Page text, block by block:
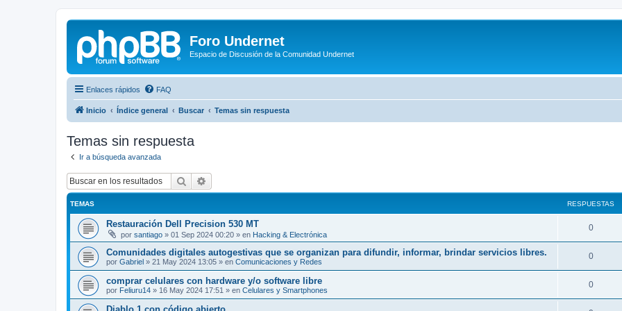
Foro Undernet
Espacio de Discusión de la Comunidad Undernet
Enlaces rápidos FAQ
Inicio Índice general Buscar Temas sin respuesta
Temas sin respuesta
Ir a búsqueda avanzada
Buscar
TEMAS RESPUESTAS
Restauración Dell Precision 530 MT
por santiago » 01 Sep 2024 00:20 » en Hacking & Electrónica
0
Comunidades digitales autogestivas que se organizan para difundir, informar, brindar servicios libres.
por Gabriel » 21 May 2024 13:05 » en Comunicaciones y Redes
0
comprar celulares con hardware y/o software libre
por Feliuru14 » 16 May 2024 17:51 » en Celulares y Smartphones
0